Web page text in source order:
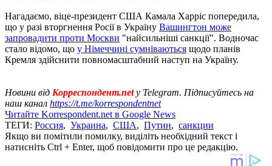
Нагадаємо, віце-президент США Камала Харріс попередила,
що у разі вторгнення Росії в Україну Вашингтон може
запровадити проти Москви "найсильніші санкції". Водночас
стало відомо, що у Німеччині сумніваються щодо планів
Кремля здійснити повномасштабний наступ на Україну.
Новини від Корреспондент.netу Telegram. Підписуйтесь на
наш канал https://t.me/korrespondentnet
Читайте Korrespondent.net в Google News
ТЕГИ: Россия, Украина, США, Путин, санкции
Якщо ви помітили помилку, виділіть необхідний текст і
натисніть Ctrl + Enter, щоб повідомити про це редакцію.